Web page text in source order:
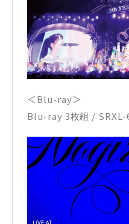
＜Blu-ray＞
Blu-ray 3枚組 /